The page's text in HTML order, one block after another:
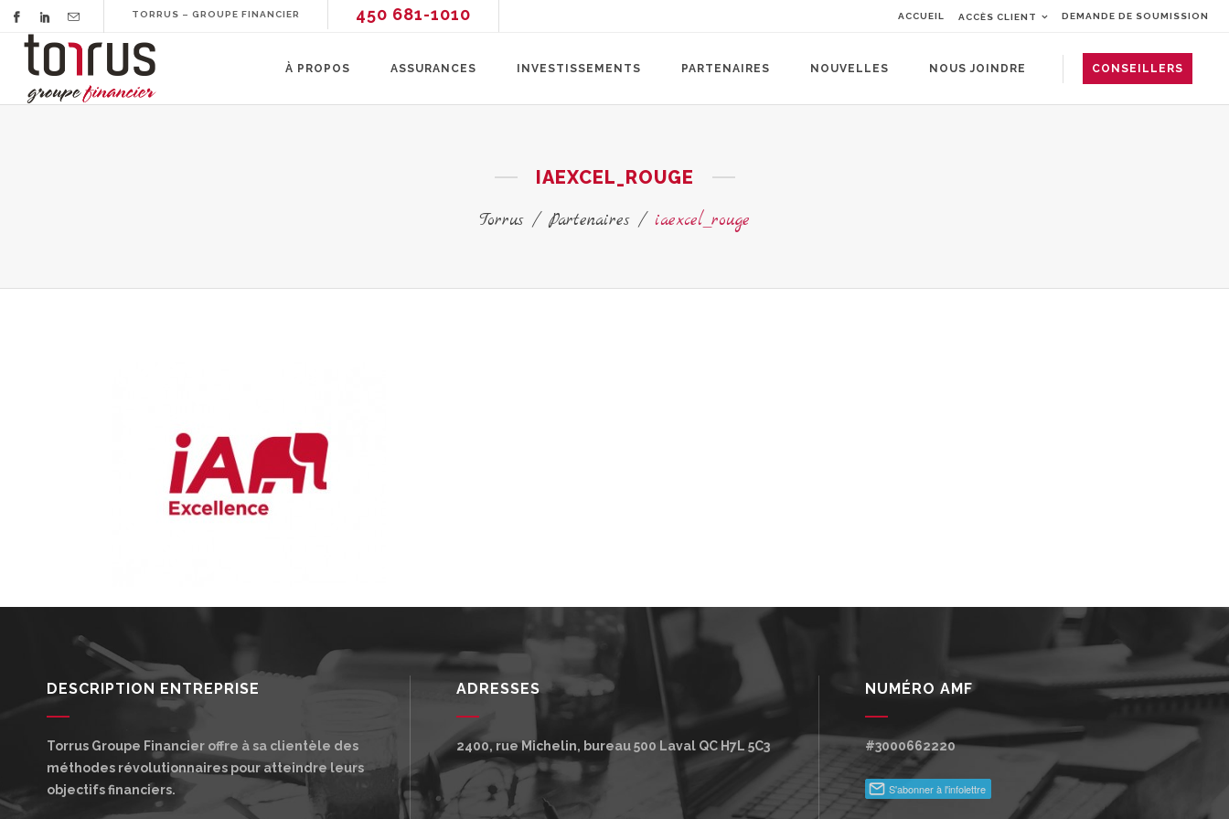
TORRUS – GROUPE FINANCIER 450 681-1010 ACCUEIL ACCÈS CLIENT DEMANDE DE SOUMISSION
CONSEILLERS
À PROPOS ASSURANCES INVESTISSEMENTS PARTENAIRES NOUVELLES NOUS JOINDRE
IAEXCEL_ROUGE
Torrus/Partenaires/ iaexcel_rouge
DESCRIPTION ENTREPRISE
Torrus Groupe Financier offre à sa clientèle des
méthodes révolutionnaires pour atteindre leurs
objectifs financiers.
ADRESSES
2400, rue Michelin, bureau 500 Laval QCH7L 5C3
NUMÉRO AMF
#3000662220